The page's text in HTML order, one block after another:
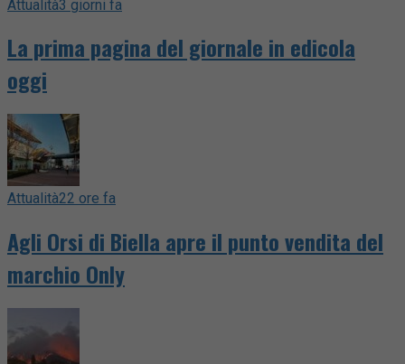
Attualità3 giorni fa
La prima pagina del giornale in edicola
oggi
Attualità22 ore fa
Agli Orsi di Biella apre il punto vendita del
marchio Only